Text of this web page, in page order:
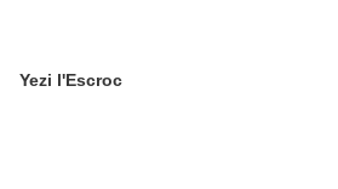
Yezi l'Escroc